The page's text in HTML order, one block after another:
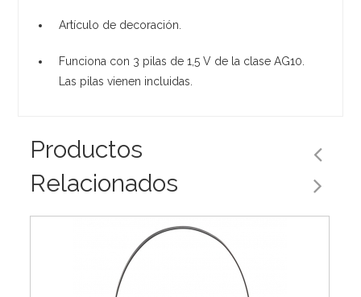
Artículo de decoración.
Funciona con 3 pilas de 1,5 V de la clase AG10.
Las pilas vienen incluidas.
Productos
Relacionados